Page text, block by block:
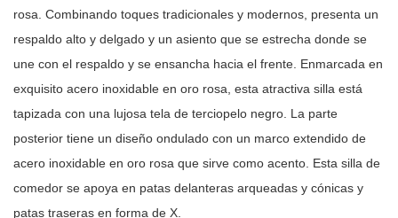
rosa. Combinando toques tradicionales y modernos, presenta un
respaldo alto y delgado y un asiento que se estrecha donde se
une con el respaldo y se ensancha hacia el frente. Enmarcada en
exquisito acero inoxidable en oro rosa, esta atractiva silla está
tapizada con una lujosa tela de terciopelo negro. La parte
posterior tiene un diseño ondulado con un marco extendido de
acero inoxidable en oro rosa que sirve como acento. Esta silla de
comedor se apoya en patas delanteras arqueadas y cónicas y
patas traseras en forma de X.